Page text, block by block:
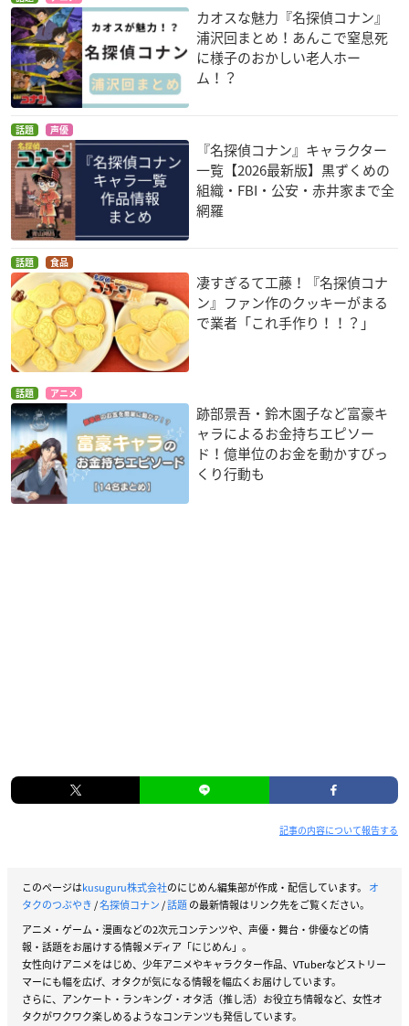
カオスな魅力『名探偵コナン』
浦沢回まとめ！あんこで窒息死
に様子のおかしい老人ホー
ム！？
話題 声優
『名探偵コナン』キャラクター
一覧【2026最新版】黒ずくめの
組織・FBI・公安・赤井家まで全
網羅
話題 食品
凄すぎるて工藤！『名探偵コナ
ン』ファン作のクッキーがまる
で業者「これ手作り！！？」
話題 アニメ
跡部景吾・鈴木園子など富豪キ
ャラによるお金持ちエピソー
ド！億単位のお金を動かすびっ
くり行動も
記事の内容について報告する
このページはkusuguru株式会社のにじめん編集部が作成・配信しています。 オ
タクのつぶやき/名探偵コナン/話題の最新情報はリンク先をご覧ください。
アニメ・ゲーム・漫画などの2次元コンテンツや、声優・舞台・俳優などの情
報・話題をお届けする情報メディア「にじめん」。
女性向けアニメをはじめ、少年アニメやキャラクター作品、VTuberなどストリー
マーにも幅を広げ、オタクが気になる情報を幅広くお届けしています。
さらに、アンケート・ランキング・オタ活（推し活）お役立ち情報など、女性オ
タクがワクワク楽しめるようなコンテンツも発信しています。